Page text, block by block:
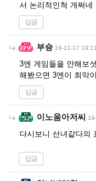
서 논리적인척 개쩌네
답글
부슝 19-11-17 19:11
3엔 게임들을 안해보
해봤으면 3엔이 최악
답글
이노움아저씨
다시보니 선녀같다의
답글